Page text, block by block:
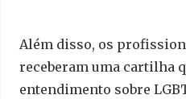
Além disso, os
receberam uma cartilha
entendimento sobre